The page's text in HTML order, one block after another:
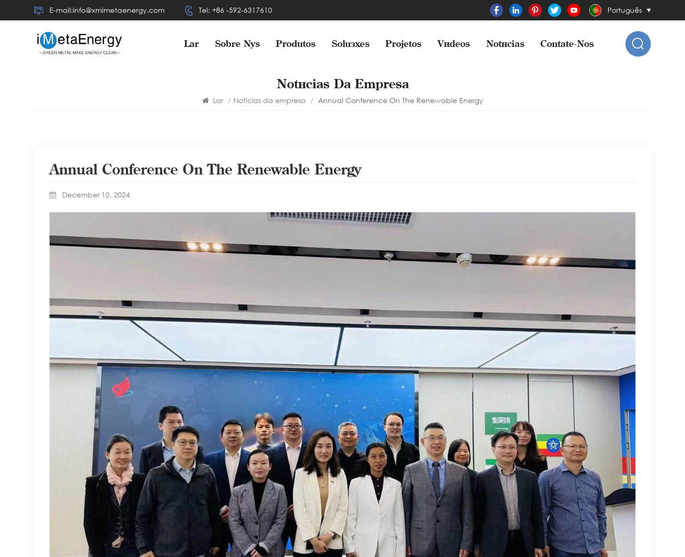
E-mail:info@xmimetaenergy.com Tel: +86 -592-6317610 Português
Lar Sobre Nós Produtos Soluções Projetos Vídeos Notícias Contate-Nos
Notícias Da Empresa
Lar / Notícias da empresa / Annual Conference On The Renewable Energy
Annual Conference On The Renewable Energy
December 10, 2024